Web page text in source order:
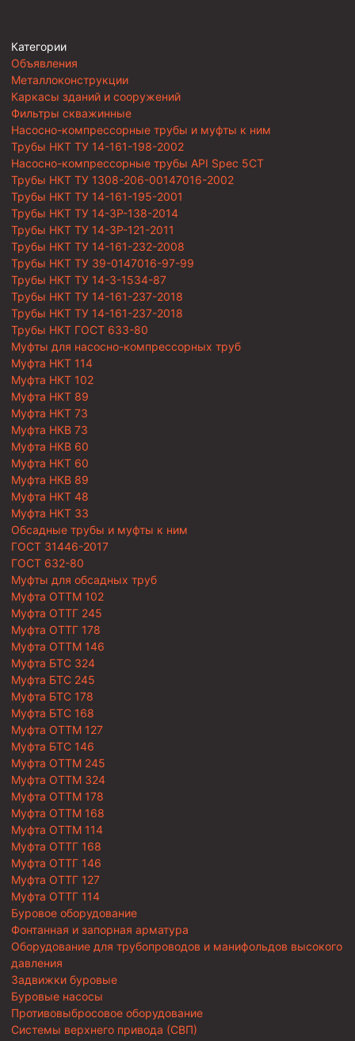
Категории
Объявления
Металлоконструкции
Каркасы зданий и сооружений
Фильтры скважинные
Насосно-компрессорные трубы и муфты к ним
Трубы НКТ ТУ 14-161-198-2002
Насосно-компрессорные трубы API Spec 5CT
Трубы НКТ ТУ 1308-206-00147016-2002
Трубы НКТ ТУ 14-161-195-2001
Трубы НКТ ТУ 14-3Р-138-2014
Трубы НКТ ТУ 14-3Р-121-2011
Трубы НКТ ТУ 14-161-232-2008
Трубы НКТ ТУ 39-0147016-97-99
Трубы НКТ ТУ 14-3-1534-87
Трубы НКТ ТУ 14-161-237-2018
Трубы НКТ ТУ 14-161-237-2018
Трубы НКТ ГОСТ 633-80
Муфты для насосно-компрессорных труб
Муфта НКТ 114
Муфта НКТ 102
Муфта НКТ 89
Муфта НКТ 73
Муфта НКВ 73
Муфта НКВ 60
Муфта НКТ 60
Муфта НКВ 89
Муфта НКТ 48
Муфта НКТ 33
Обсадные трубы и муфты к ним
ГОСТ 31446-2017
ГОСТ 632-80
Муфты для обсадных труб
Муфта ОТТМ 102
Муфта ОТТГ 245
Муфта ОТТГ 178
Муфта ОТТМ 146
Муфта БТС 324
Муфта БТС 245
Муфта БТС 178
Муфта БТС 168
Муфта ОТТМ 127
Муфта БТС 146
Муфта ОТТМ 245
Муфта ОТТМ 324
Муфта ОТТМ 178
Муфта ОТТМ 168
Муфта ОТТМ 114
Муфта ОТТГ 168
Муфта ОТТГ 146
Муфта ОТТГ 127
Муфта ОТТГ 114
Буровое оборудование
Фонтанная и запорная арматура
Оборудование для трубопроводов и манифольдов высокого
давления
Задвижки буровые
Буровые насосы
Противовыбросовое оборудование
Системы верхнего привода (СВП)